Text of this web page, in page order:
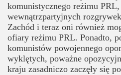
komunistycznego reżimu
wewnątrzpartyjnych
Zachód i teraz oni również
ofiary reżimu PRL. Ponadto,
komunistów powojennego
wyklętych, poważne
kraju zasadniczo zaczęły się